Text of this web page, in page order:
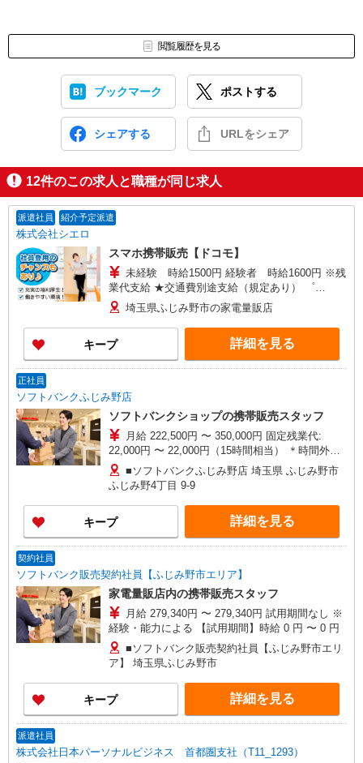
閲覧履歴を見る
ブックマーク ポストする
シェアする URLをシェア
12件のこの求人と職種が同じ求人
派遣社員 紹介予定派遣
株式会社シエロ
スマホ携帯販売【ドコモ】
未経験 時給1500円 経験者 時給1600円 ※残
業代支給 ★交通費別途支給（規定あり） ゜
+゜・。○。・゜+゜・。○。・゜+゜ 入社祝い金10
万円支給(規定有) お友達を紹介頂くと, インセンテ
ィブ支給(規定有) ★月2回払い・週払い可能（規程
有）★ ゜・。○。・゜+゜・。○。・゜+゜
埼玉県ふじみ野市の家電量販店
キープ 詳細を見る
正社員
ソフトバンクふじみ野店
ソフトバンクショップの携帯販売スタッフ
月給 222,500円 〜 350,000円 固定残業代:
22,000円 〜 22,000円（15時間相当） ＊時間外手
当は時間外労働の有無にかかわらず、固定残業代
として支給し、相当時間を超える時間外労働分は
法定どおり追加で支給します。 試用期間あり 3ヶ
月 ※経験・能力による 【試用期間】時給 1141 円
〜 1141 円
■ソフトバンクふじみ野店 埼玉県 ふじみ野市
ふじみ野4丁目 9‐9
キープ 詳細を見る
契約社員
ソフトバンク販売契約社員【ふじみ野市エリア】
家電量販店内の携帯販売スタッフ
月給 279,340円 〜 279,340円 試用期間なし ※
経験・能力による 【試用期間】時給 0 円 〜 0 円
■ソフトバンク販売契約社員【ふじみ野市エリ
ア】 埼玉県ふじみ野市
キープ 詳細を見る
派遣社員
株式会社日本パーソナルビジネス 首都圏支社（T11_1293）